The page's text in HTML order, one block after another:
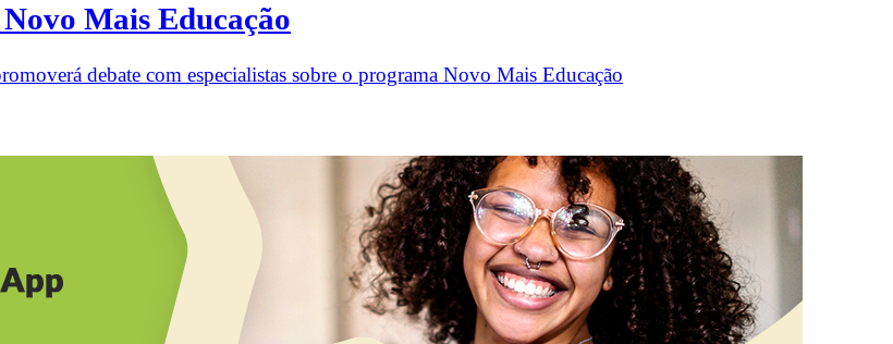
Mais Educação
debate com especialistas sobre o programa Novo Mais Educação